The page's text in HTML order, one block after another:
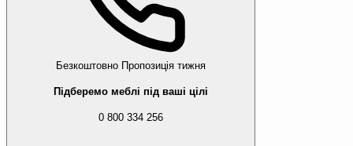
Безкоштовно Пропозиція тижня
Підберемо меблі під ваші цілі
0 800 334 256